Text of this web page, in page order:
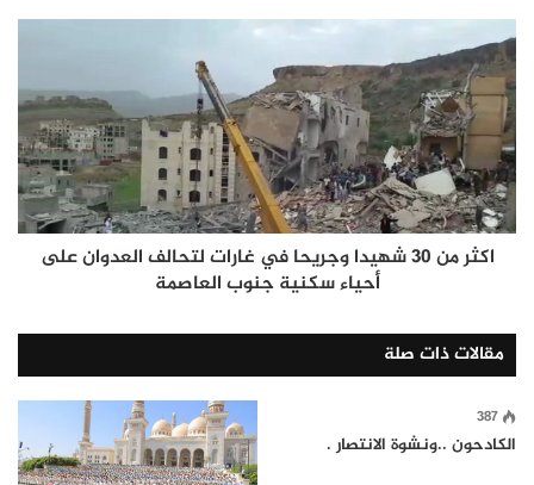
اكثر من 30 شهيدا وجريحا في غارات لتحالف العدوان على
أحياء سكنية جنوب العاصمة
مقالات ذات صلة
387
الكادحون ..ونشوة الانتصار .